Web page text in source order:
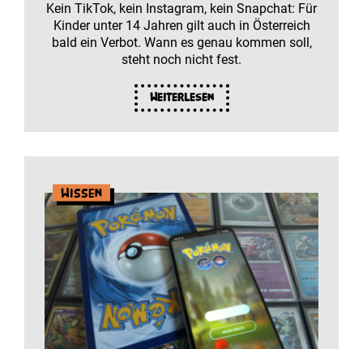
Kein TikTok, kein Instagram, kein Snapchat: Für
Kinder unter 14 Jahren gilt auch in Österreich
bald ein Verbot. Wann es genau kommen soll,
steht noch nicht fest.
Weiterlesen
Wissen